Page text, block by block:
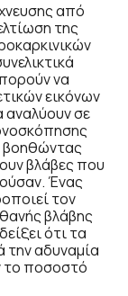
από
της
να
εικόνων
σε
βοηθώντας
βλάβες που
Ένας
τον
βλάβης
ότι τα
την αδυναμία
το ποσοστό